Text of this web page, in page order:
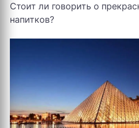
Стоит ли говорить о
напитков?